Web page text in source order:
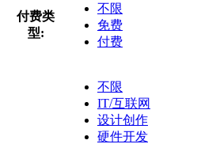
付费类
型:
不限
免费
付费
不限
IT/互联网
设计创作
硬件开发